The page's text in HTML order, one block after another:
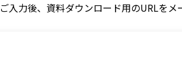
ご入力後、資料ダウンロード用のURLを